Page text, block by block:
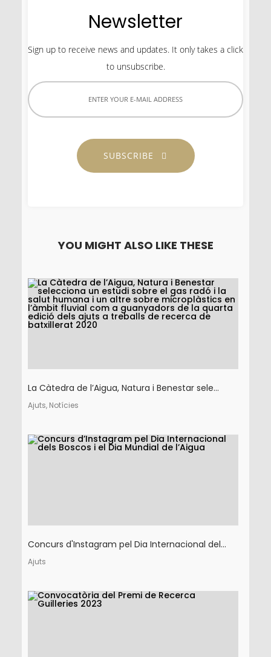
Newsletter
Sign up to receive news and updates. It only takes a click
to unsubscribe.
SUBSCRIBE
YOU MIGHT ALSO LIKE THESE
La Càtedra de l’Aigua, Natura i Benestar sele...
Ajuts, Notícies
Concurs d'Instagram pel Dia Internacional del...
Ajuts